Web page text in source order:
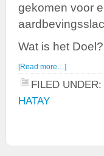
gekomen voor
Wat is het Doel?
[Read more…]
FILED UNDER:
HATAY